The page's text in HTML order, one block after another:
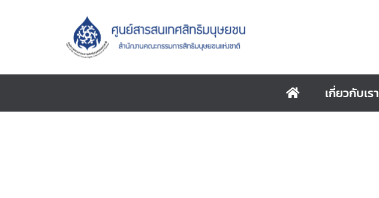
เกี่ยวกับเรา